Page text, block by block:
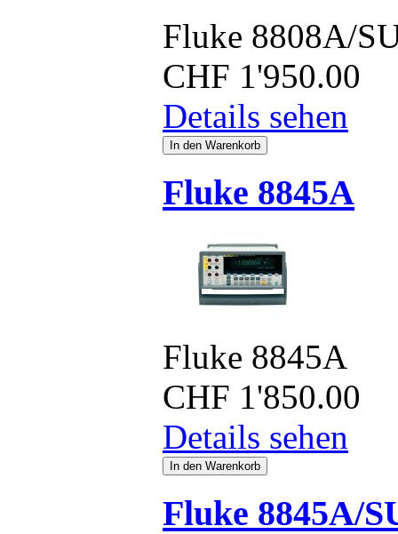
Fluke 8808A/
CHF 1'950.00
Details sehen
Fluke 8845A
Fluke 8845A
CHF 1'850.00
Details sehen
Fluke 8845A/